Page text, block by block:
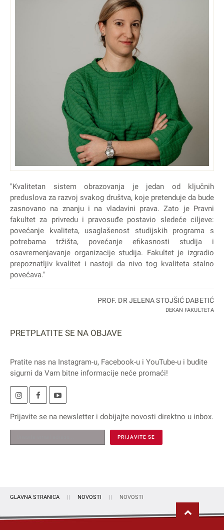
"Kvalitetan sistem obrazovanja je jedan od ključnih
preduslova za razvoj svakog društva, koje pretenduje da bude
zasnovano na znanju i na vladavini prava. Zato je Pravni
fakultet za privredu i pravosuđe postavio sledeće ciljeve:
povećanje kvaliteta, usaglašenost studijskih programa s
potrebama tržišta, povećanje efikasnosti studija i
osavremenjavanje organizacije studija. Fakultet je izgradio
prepoznatljiv kvalitet i nastoji da nivo tog kvaliteta stalno
povećava."
PROF. DR JELENA STOJŠIĆ DABETIĆ
DEKAN FAKULTETA
PRETPLATITE SE NA OBJAVE
Pratite nas na Instagram-u, Facebook-u i YouTube-u i budite
sigurni da Vam bitne informacije neće promaći!
Prijavite se na newsletter i dobijajte novosti direktno u inbox.
GLAVNA STRANICA NOVOSTI NOVOSTI